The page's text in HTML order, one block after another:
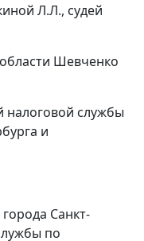
Л.Л., судей
Шевченко
налоговой службы
и
Санкт-
по